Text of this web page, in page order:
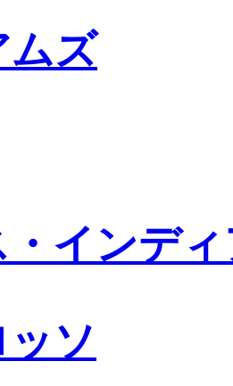
ムズ
・インデ
ッソ